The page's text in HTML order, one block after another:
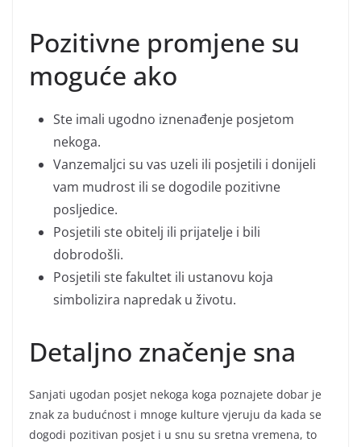
Pozitivne promjene su
moguće ako
Ste imali ugodno iznenađenje posjetom
nekoga.
Vanzemaljci su vas uzeli ili posjetili i donijeli
vam mudrost ili se dogodile pozitivne
posljedice.
Posjetili ste obitelj ili prijatelje i bili
dobrodošli.
Posjetili ste fakultet ili ustanovu koja
simbolizira napredak u životu.
Detaljno značenje sna
Sanjati ugodan posjet nekoga koga poznajete dobar je
znak za budućnost i mnoge kulture vjeruju da kada se
dogodi pozitivan posjet i u snu su sretna vremena, to